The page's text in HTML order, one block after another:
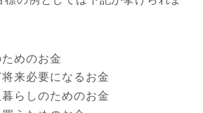
めのお金
来必要になるお金
らしのためのお金